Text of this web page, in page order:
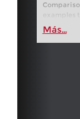
examples
Más...